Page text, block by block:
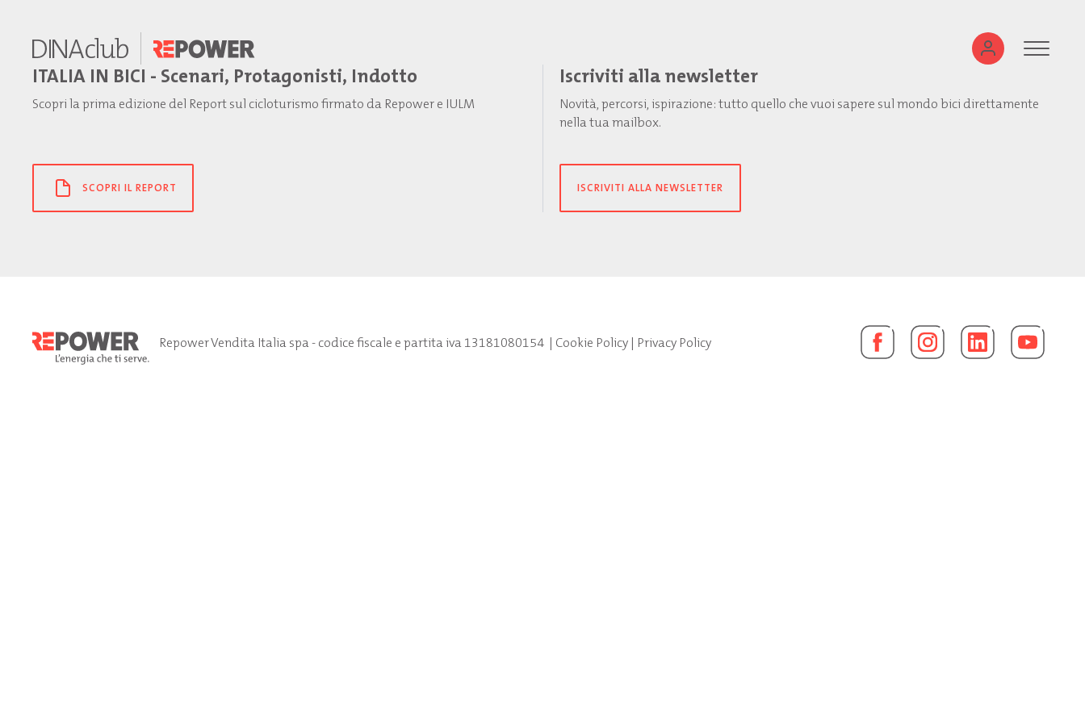
ITALIA IN BICI - Scenari, Protagonisti, Indotto
Scopri la prima edizione del Report sul cicloturismo firmato da Repower e IULM
SCOPRI IL REPORT
Iscriviti alla newsletter
Novità, percorsi, ispirazione: tutto quello che vuoi sapere sul mondo bici direttamente
nella tua mailbox.
ISCRIVITI ALLA NEWSLETTER
Repower Vendita Italia spa - codice fiscale e partita iva 13181080154| Cookie Policy| Privacy Policy